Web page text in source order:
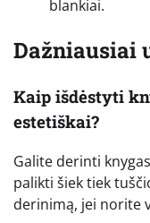
blankiai.
Dažniausiai
Kaip išdėstyti
estetiškai?
Galite derinti
palikti šiek tiek
derinimą, jei norite